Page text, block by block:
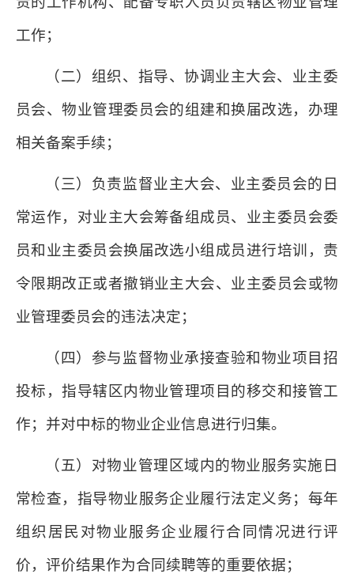
工作；
（二）组织、指导、协调业主大会、业主委
员会、物业管理委员会的组建和换届改选，办理
相关备案手续；
（三）负责监督业主大会、业主委员会的日
常运作，对业主大会筹备组成员、业主委员会委
员和业主委员会换届改选小组成员进行培训，责
令限期改正或者撤销业主大会、业主委员会或物
业管理委员会的违法决定；
（四）参与监督物业承接查验和物业项目招
投标，指导辖区内物业管理项目的移交和接管工
作；并对中标的物业企业信息进行归集。
（五）对物业管理区域内的物业服务实施日
常检查，指导物业服务企业履行法定义务；每年
组织居民对物业服务企业履行合同情况进行评
价，评价结果作为合同续聘等的重要依据；